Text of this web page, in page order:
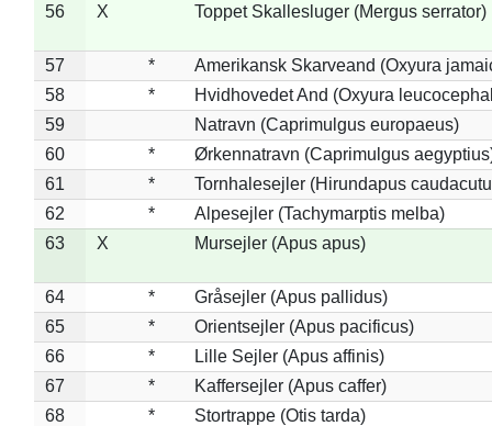
56
X Toppet Skallesluger (Mergus serrator)
57 *
Amerikansk Skarveand (Oxyura
58
*
Hvidhovedet And (Oxyura
59
Natravn (Caprimulgus europaeus)
60
*
Ørkennatravn (Caprimulgus
61
*
Tornhalesejler (Hirundapus
62
*
Alpesejler (Tachymarptis melba)
63
X Mursejler (Apus apus)
64 *
Gråsejler (Apus pallidus)
65
*
Orientsejler (Apus pacificus)
66
*
Lille Sejler (Apus affinis)
67
*
Kaffersejler (Apus caffer)
68
*
Stortrappe (Otis tarda)